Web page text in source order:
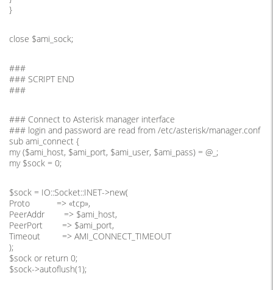
}
close $ami_sock;
###
### SCRIPT END
###
### Connect to Asterisk manager interface
### login and password are read from /etc/asterisk/manager.conf
sub ami_connect {
my ($ami_host, $ami_port, $ami_user, $ami_pass) = @_;
my $sock = 0;
$sock = IO::Socket::INET->new(
Proto => «tcp»,
PeerAddr => $ami_host,
PeerPort => $ami_port,
Timeout => AMI_CONNECT_TIMEOUT
);
$sock or return 0;
$sock->autoflush(1);